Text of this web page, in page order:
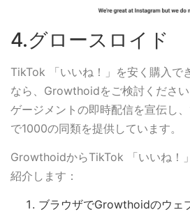
4.グロースロイド
TikTok 「いいね！」を安く購入で
なら、Growthoidをご検討くださ
ゲージメントの即時配信を宣伝し
で1000の同類を提供しています。
GrowthoidからTikTok 「いいね！
紹介します：
ブラウザでGrowthoidのウェ